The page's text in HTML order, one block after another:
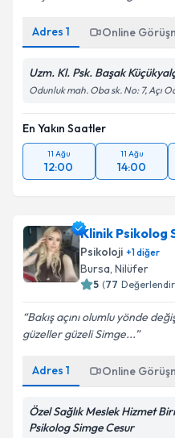
Adres 1 Online
Uzm. Kl. Psk. Başak
Odunluk mah. Oba sk. No: 7, Açı
En Yakın Saatler
11 Ağu
12:00
11 Ağu
14:00
Klinik Psikolog
Psikoloji +1diğer
Bursa, Nilüfer
5 (77
Bakış açını olumlu yönde
güzeller güzeli Simge...
Adres 1 Online
Özel Sağlık Meslek Hizmet
Psikolog Simge Cesur